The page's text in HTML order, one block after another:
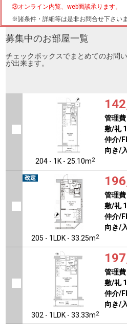
③オンライン内覧、web面談承ります。
※諸条件・詳細等は是非お問合せ下さいま
募集中のお部屋一覧
チェックボックスでまとめてのお問
が出来ます。
204 - 1K - 25.10m2
管理費
敷/礼
仲介/
向き/
205 - 1LDK - 33.25m2
管理費
敷/礼
仲介/
向き/
302 - 1LDK - 33.33m2
管理費
敷/礼
仲介/
向き/